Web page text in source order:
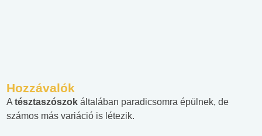
Hozzávalók
A tésztaszószok általában paradicsomra épülnek, de
számos más variáció is létezik.